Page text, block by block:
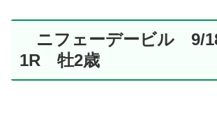
ニフェーデービル 9/
1R 牡2歳